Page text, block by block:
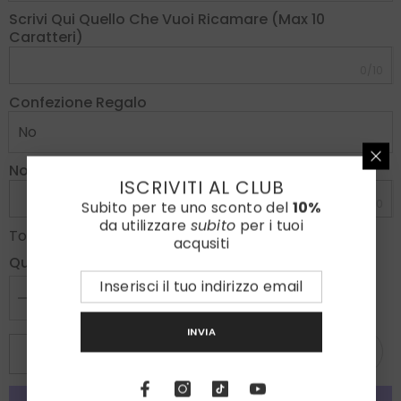
Scrivi Qui Quello Che Vuoi Ricamare (max 10
Caratteri)
Confezione Regalo
Note
Totale parziale:€70,00
Quantità:
Aumenta
ESAURITO
ISCRIVITI AL CLUB
Subito per te uno sconto del 10%
da utilizzare subito per i tuoi
acqusiti
INVIA